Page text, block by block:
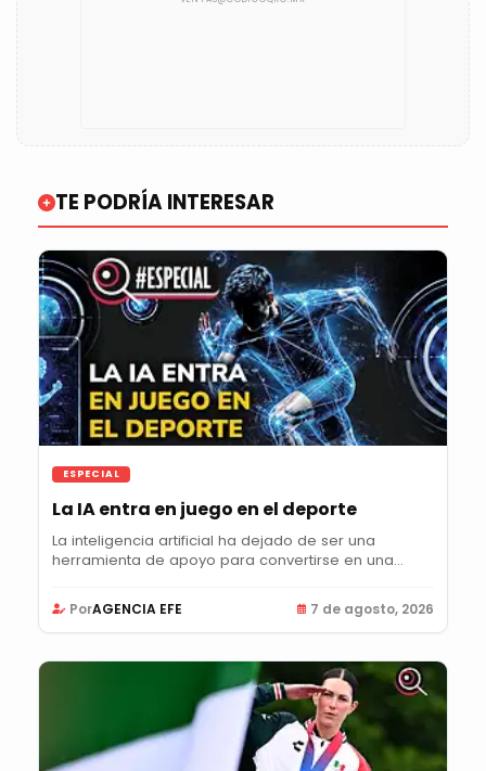
TE PODRÍA INTERESAR
ESPECIAL
La IA entra en juego en el deporte
La inteligencia artificial ha dejado de ser una
herramienta de apoyo para convertirse en una...
PorAGENCIA EFE 7 de agosto, 2026